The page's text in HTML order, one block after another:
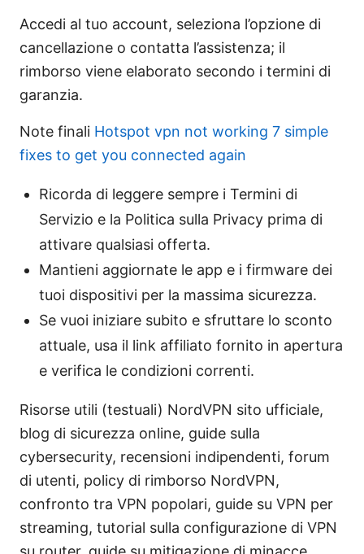
Accedi al tuo account, seleziona l’opzione di
cancellazione o contatta l’assistenza; il
rimborso viene elaborato secondo i termini di
garanzia.
Note finali Hotspot vpn not working 7 simple
fixes to get you connected again
Ricorda di leggere sempre i Termini di
Servizio e la Politica sulla Privacy prima di
attivare qualsiasi offerta.
Mantieni aggiornate le app e i firmware dei
tuoi dispositivi per la massima sicurezza.
Se vuoi iniziare subito e sfruttare lo sconto
attuale, usa il link affiliato fornito in apertura
e verifica le condizioni correnti.
Risorse utili (testuali) NordVPN sito ufficiale,
blog di sicurezza online, guide sulla
cybersecurity, recensioni indipendenti, forum
di utenti, policy di rimborso NordVPN,
confronto tra VPN popolari, guide su VPN per
streaming, tutorial sulla configurazione di VPN